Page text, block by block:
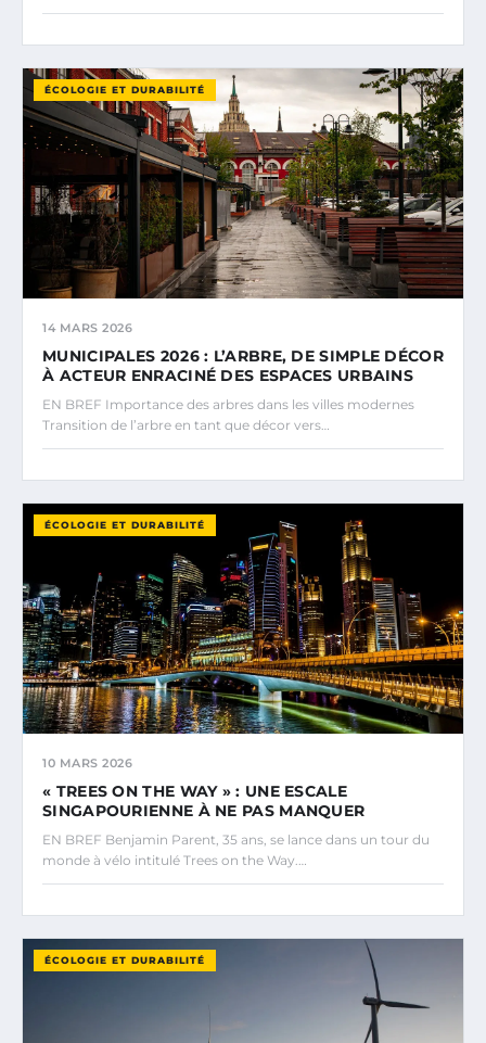
ÉCOLOGIE ET DURABILITÉ
14 MARS 2026
MUNICIPALES 2026 : L’ARBRE, DE SIMPLE DÉCOR
À ACTEUR ENRACINÉ DES ESPACES URBAINS
EN BREF Importance des arbres dans les villes modernes
Transition de l’arbre en tant que décor vers…
ÉCOLOGIE ET DURABILITÉ
10 MARS 2026
« TREES ON THE WAY » : UNE ESCALE
SINGAPOURIENNE À NE PAS MANQUER
EN BREF Benjamin Parent, 35 ans, se lance dans un tour du
monde à vélo intitulé Trees on the Way.…
ÉCOLOGIE ET DURABILITÉ